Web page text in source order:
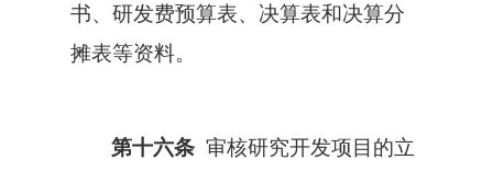
书、研发费预算表、决算表和决算分
摊表等资料。
第十六条 审核研究开发项目的立